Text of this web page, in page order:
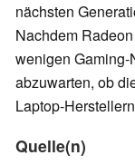
nächsten
Nachdem
wenigen
abzuwarten, ob
Laptop-
Quelle(n)